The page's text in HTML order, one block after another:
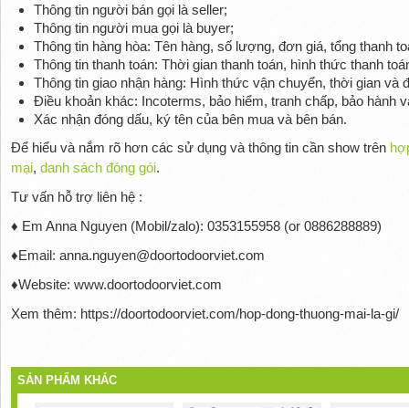
Thông tin người bán gọi là seller;
Thông tin người mua gọi là buyer;
Thông tin hàng hòa: Tên hàng, số lượng, đơn giá, tổng thanh
Thông tin thanh toán: Thời gian thanh toán, hình thức thanh
Thông tin giao nhận hàng: Hình thức vận chuyển, thời gian và
Điều khoản khác: Incoterms, bảo hiểm, tranh chấp, bảo hành
Xác nhận đóng dấu, ký tên của bên mua và bên bán.
Để hiểu và nắm rõ hơn các sử dụng và thông tin cần show trên
mại, danh sách đóng gói.
Tư vấn hỗ trợ liên hệ :
♦ Em Anna Nguyen (Mobil/zalo): 0353155958 (or 0886288889)
♦Email: anna.nguyen@doortodoorviet.com
♦Website: www.doortodoorviet.com
Xem thêm: https://doortodoorviet.com/hop-dong-thuong-mai-la-gi/
SẢN PHẨM KHÁC